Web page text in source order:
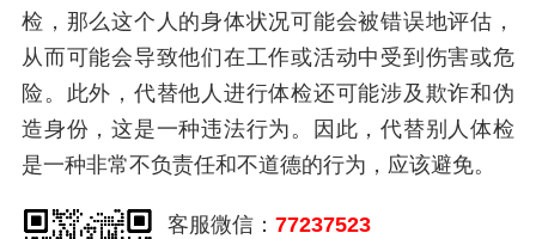
检，那么这个人的身体状况可能会被错误地评估，
从而可能会导致他们在工作或活动中受到伤害或危
险。此外，代替他人进行体检还可能涉及欺诈和伪
造身份，这是一种违法行为。因此，代替别人体检
是一种非常不负责任和不道德的行为，应该避免。
客服微信： 77237523